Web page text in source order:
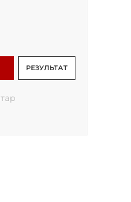
РЕЗУЛЬТАТ